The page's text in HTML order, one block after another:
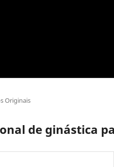
Originais
de ginástica